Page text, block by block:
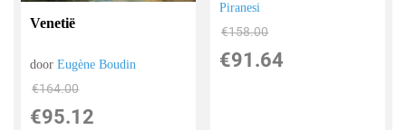
Venetië
doorEugène Boudin
€164.00
€95.12
Piranesi
€158.00
€91.64